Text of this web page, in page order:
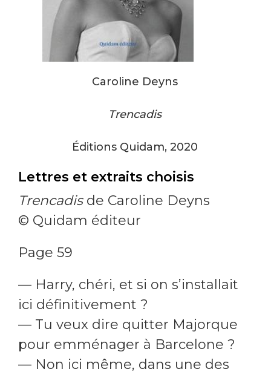
Lettres et extraits choisis
Trencadis de Caroline Deyns
© Quidam éditeur
Page 59
— Harry, chéri, et si on s’installait
ici définitivement ?
— Tu veux dire quitter Majorque
pour emménager à Barcelone ?
— Non ici même, dans une des
Caroline Deyns
Trencadis
Éditions Quidam, 2020